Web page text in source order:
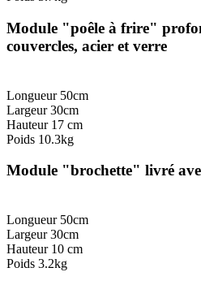
Module "poêle à frire"
couvercles, acier et verre
Longueur 50cm
Largeur 30cm
Hauteur 17 cm
Poids 10.3kg
Module "brochette" livré
Longueur 50cm
Largeur 30cm
Hauteur 10 cm
Poids 3.2kg